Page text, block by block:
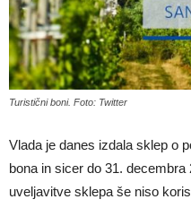
Turistični boni. Foto: Twitter
Vlada je danes izdala sklep o
bona in sicer do 31.
uveljavitve sklepa še niso